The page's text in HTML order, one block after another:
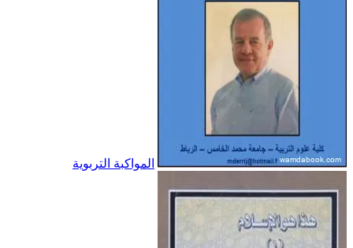
المواكبة التربوية